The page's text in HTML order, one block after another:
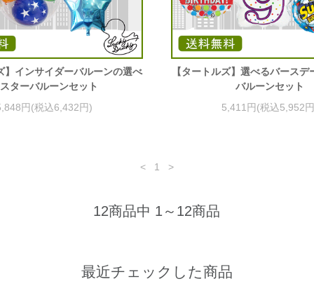
】インサイダーバルーンの選べ
ターバルーンセット
円(税込6,432円)
【タートルズ】選べるバースデ
バルーンセット
5,411円(税込5,952
< 1 >
12商品中 1～12商品
最近チェックした商品